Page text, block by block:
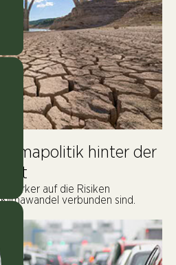
Klimapolitik hinter der
stärker auf die Risiken
verbunden sind.